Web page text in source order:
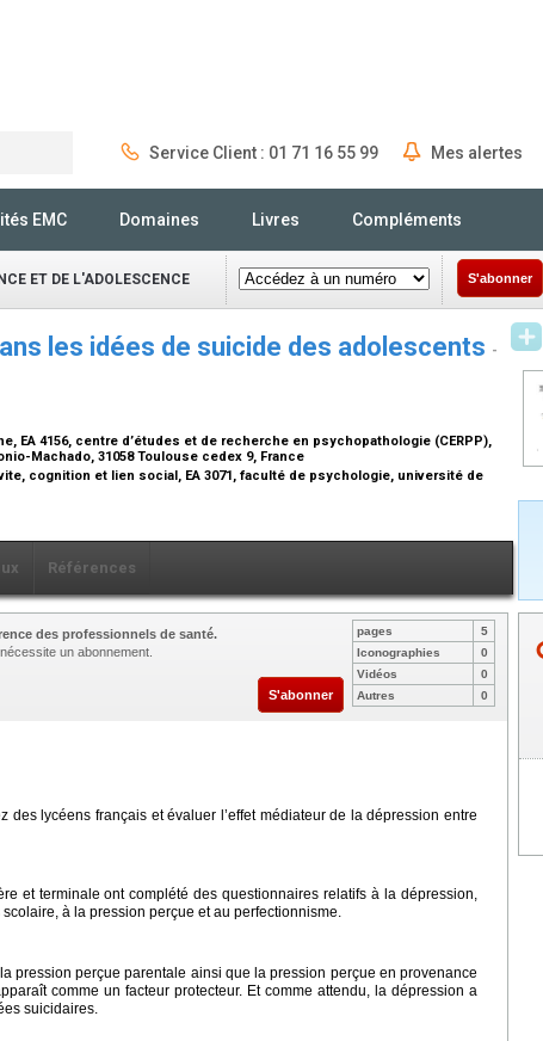
Service Client : 01 71 16 55 99 Mes alertes
EMC Domaines Livres Compléments
ET DE L'ADOLESCENCE S'abonner
les idées de suicide des adolescents -
EA 4156, centre d’études et de recherche en psychopathologie (CERPP),
Machado, 31058 Toulouse cedex 9, France
cognition et lien social, EA 3071, faculté de psychologie, université de
Références
des professionnels de santé.
un abonnement.
S'abonner
pages
5
Iconographies
0
Vidéos
0
Autres
0
des lycéens français et évaluer l’effet médiateur de la dépression entre
et terminale ont complété des questionnaires relatifs à la dépression,
scolaire, à la pression perçue et au perfectionnisme.
pression perçue parentale ainsi que la pression perçue en provenance
comme un facteur protecteur. Et comme attendu, la dépression a
suicidaires.